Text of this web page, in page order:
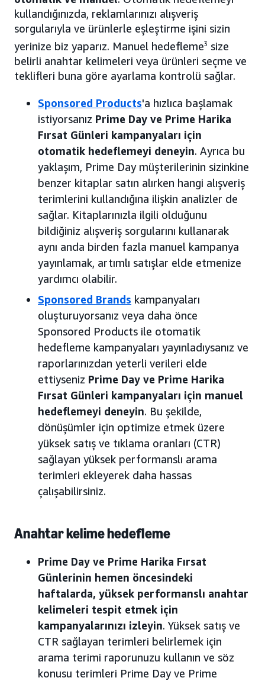
kullandığınızda, reklamlarınızı alışveriş
sorgularıyla ve ürünlerle eşleştirme işini sizin
yerinize biz yaparız. Manuel hedefleme3 size
belirli anahtar kelimeleri veya ürünleri seçme ve
teklifleri buna göre ayarlama kontrolü sağlar.
Sponsored Products'a hızlıca başlamak
istiyorsanız Prime Day ve Prime Harika
Fırsat Günleri kampanyaları için
otomatik hedeflemeyi deneyin. Ayrıca bu
yaklaşım, Prime Day müşterilerinin sizinkine
benzer kitaplar satın alırken hangi alışveriş
terimlerini kullandığına ilişkin analizler de
sağlar. Kitaplarınızla ilgili olduğunu
bildiğiniz alışveriş sorgularını kullanarak
aynı anda birden fazla manuel kampanya
yayınlamak, artımlı satışlar elde etmenize
yardımcı olabilir.
Sponsored Brands kampanyaları
oluşturuyorsanız veya daha önce
Sponsored Products ile otomatik
hedefleme kampanyaları yayınladıysanız ve
raporlarınızdan yeterli verileri elde
ettiyseniz Prime Day ve Prime Harika
Fırsat Günleri kampanyaları için manuel
hedeflemeyi deneyin. Bu şekilde,
dönüşümler için optimize etmek üzere
yüksek satış ve tıklama oranları (CTR)
sağlayan yüksek performanslı arama
terimleri ekleyerek daha hassas
çalışabilirsiniz.
Anahtar kelime hedefleme
Prime Day ve Prime Harika Fırsat
Günlerinin hemen öncesindeki
haftalarda, yüksek performanslı anahtar
kelimeleri tespit etmek için
kampanyalarınızı izleyin. Yüksek satış ve
CTR sağlayan terimleri belirlemek için
arama terimi raporunuzu kullanın ve söz
konusu terimleri Prime Day ve Prime